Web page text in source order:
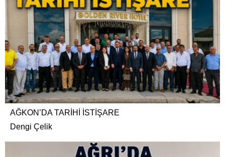
AĞKON’DA TARİHİ İSTİŞARE
Dengi Çelik